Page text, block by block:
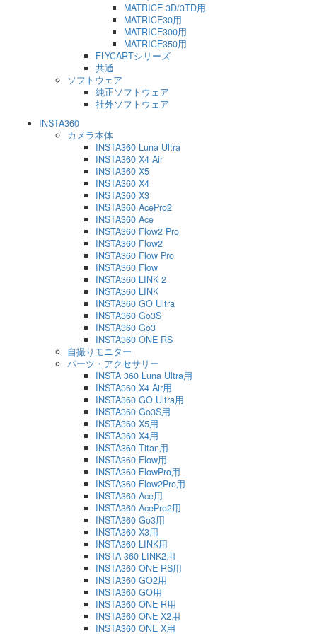
MATRICE 3D/3TD用
MATRICE30用
MATRICE300用
MATRICE350用
FLYCARTシリーズ
共通
ソフトウェア
純正ソフトウェア
社外ソフトウェア
INSTA360
カメラ本体
INSTA360 Luna Ultra
INSTA360 X4 Air
INSTA360 X5
INSTA360 X4
INSTA360 X3
INSTA360 AcePro2
INSTA360 Ace
INSTA360 Flow2 Pro
INSTA360 Flow2
INSTA360 Flow Pro
INSTA360 Flow
INSTA360 LINK 2
INSTA360 LINK
INSTA360 GO Ultra
INSTA360 Go3S
INSTA360 Go3
INSTA360 ONE RS
自撮りモニター
パーツ・アクセサリー
INSTA 360 Luna Ultra用
INSTA360 X4 Air用
INSTA360 GO Ultra用
INSTA360 Go3S用
INSTA360 X5用
INSTA360 X4用
INSTA360 Titan用
INSTA360 Flow用
INSTA360 FlowPro用
INSTA360 Flow2Pro用
INSTA360 Ace用
INSTA360 AcePro2用
INSTA360 Go3用
INSTA360 X3用
INSTA360 LINK用
INSTA 360 LINK2用
INSTA360 ONE RS用
INSTA360 GO2用
INSTA360 GO用
INSTA360 ONE R用
INSTA360 ONE X2用
INSTA360 ONE X用